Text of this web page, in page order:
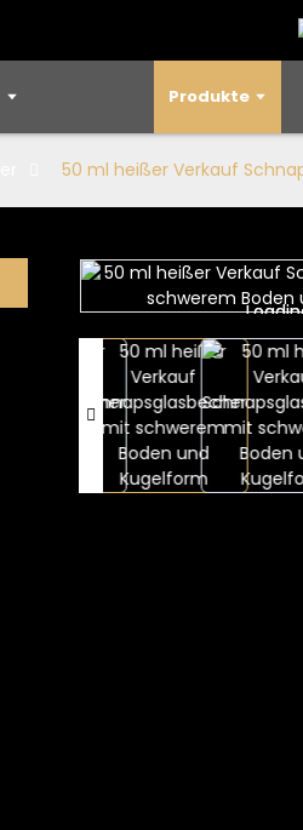
Produkte
50 ml heißer Verkauf